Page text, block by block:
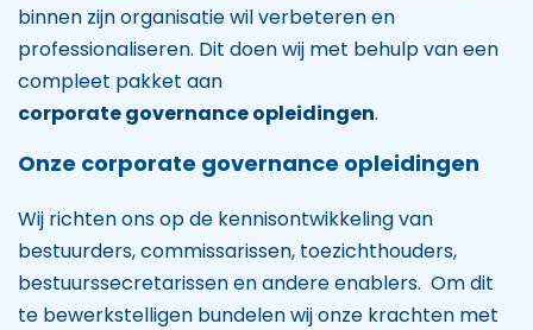
binnen zijn organisatie wil verbeteren en
professionaliseren. Dit doen wij met behulp van een
compleet pakket aan
corporate governance opleidingen.
Onze corporate governance opleidingen
Wij richten ons op de kennisontwikkeling van
bestuurders, commissarissen, toezichthouders,
bestuurssecretarissen en andere enablers. Om dit
te bewerkstelligen bundelen wij onze krachten met